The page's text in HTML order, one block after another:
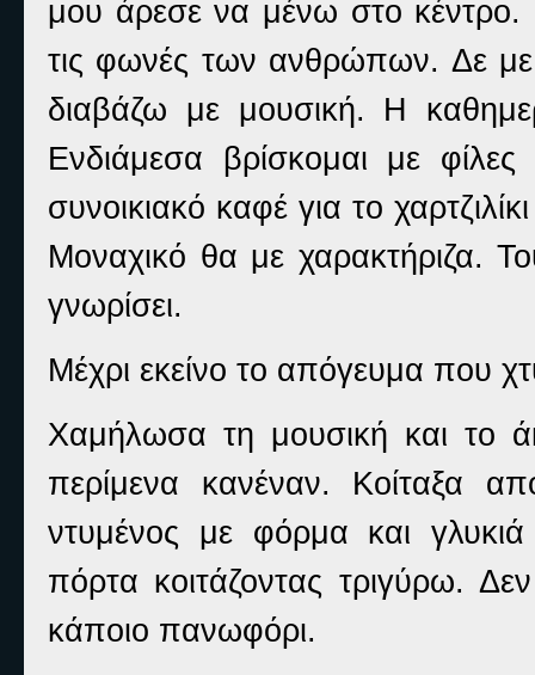
μου άρεσε να μένω στο κέντρο.
τις φωνές των ανθρώπων. Δε με
διαβάζω με μουσική. H
Ενδιάμεσα βρίσκομαι με
συνοικιακό καφέ για το
Μοναχικό θα με χαρακτήριζα.
γνωρίσει.
Μέχρι εκείνο το απόγευμα που
Χαμήλωσα τη μουσική και το
περίμενα κανέναν. Κοίταξα
ντυμένος με φόρμα και
πόρτα κοιτάζοντας τριγύρω.
κάποιο πανωφόρι.